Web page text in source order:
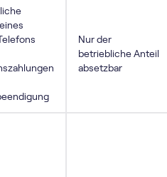
Nur der
betriebliche Anteil
absetzbar